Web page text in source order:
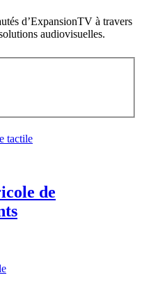
d’ExpansionTV à travers
audiovisuelles.
de